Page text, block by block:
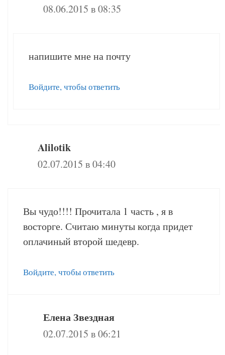
08.06.2015 в 08:35
напишите мне на почту
Войдите, чтобы ответить
Alilotik
02.07.2015 в 04:40
Вы чудо!!!! Прочитала 1 часть , я в
восторге. Считаю минуты когда придет
оплачиный второй шедевр.
Войдите, чтобы ответить
Елена Звездная
02.07.2015 в 06:21